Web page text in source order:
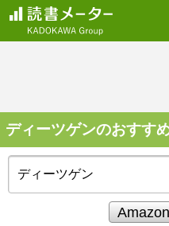
ディーツゲンのおすす